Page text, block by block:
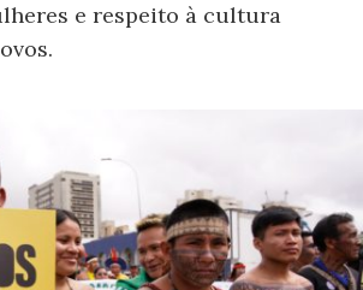
e respeito à cultura